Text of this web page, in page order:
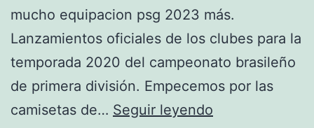
mucho equipacion psg 2023 más.
Lanzamientos oficiales de los clubes para la
temporada 2020 del campeonato brasileño
de primera división. Empecemos por las
camisetas de… Seguir leyendo